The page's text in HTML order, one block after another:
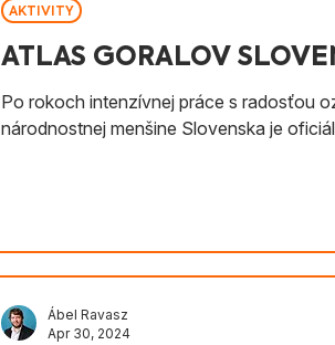
ATLAS GORALOV
Po rokoch intenzívnej práce s radosťou
národnostnej menšine Slovenska je
AKTIVITY
Ábel Ravasz
Apr 30, 2024